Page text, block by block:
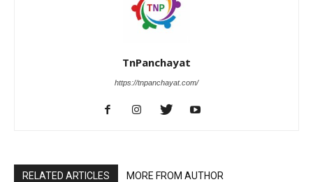
TnPanchayat
https://tnpanchayat.com/
RELATED ARTICLES MORE FROM AUTHOR